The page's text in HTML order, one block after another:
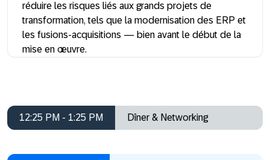
réduire les risques liés aux grands projets de
transformation, tels que la modernisation des ERP et
les fusions-acquisitions — bien avant le début de la
mise en œuvre.
12:25 PM - 1:25 PM Dîner & Networking